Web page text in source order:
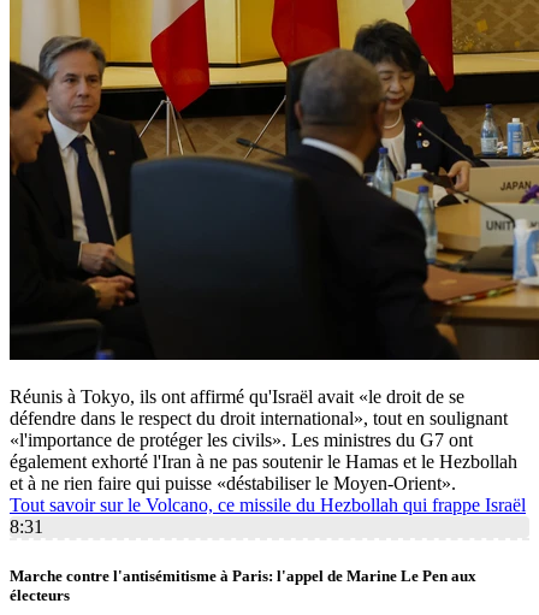
Réunis à Tokyo, ils ont affirmé qu'Israël avait «le droit de se
défendre dans le respect du droit international», tout en soulignant
«l'importance de protéger les civils». Les ministres du G7 ont
également exhorté l'Iran à ne pas soutenir le Hamas et le Hezbollah
et à ne rien faire qui puisse «déstabiliser le Moyen-Orient».
Tout savoir sur le Volcano, ce missile du Hezbollah qui frappe Israël
8:31
Marche contre l'antisémitisme à Paris: l'appel de Marine Le Pen aux
électeurs